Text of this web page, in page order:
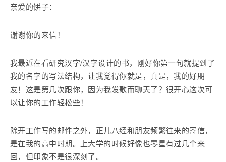
亲爱的饼子：
谢谢你的来信！
我最近在看研究汉字/汉字设计的书，刚好你第一句就提到了
我的名字的写法结构，让我觉得你就是，真是，我的好朋
友！这是第几次跟你，因为我发歌而聊天了？很开心这次可
以让你的工作轻松些！
除开工作写的邮件之外，正儿八经和朋友频繁往来的寄信，
是在我的高中时期。上大学的时候好像也零星有过几个来
回，但印象不是很深刻了。